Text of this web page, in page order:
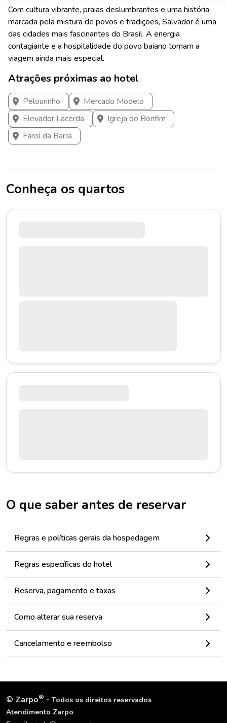
Com cultura vibrante, praias deslumbrantes e uma história
marcada pela mistura de povos e tradições, Salvador é uma
das cidades mais fascinantes do Brasil. A energia
contagiante e a hospitalidade do povo baiano tornam a
viagem ainda mais especial.
Atrações próximas ao hotel
Pelourinho
Mercado Modelo
Elevador Lacerda
Igreja do Bonfim
Farol da Barra
Conheça os quartos
O que saber antes de reservar
Regras e políticas gerais da hospedagem
Regras específicas do hotel
Reserva, pagamento e taxas
Como alterar sua reserva
Cancelamento e reembolso
© Zarpo® - Todos os direitos reservados
Atendimento Zarpo